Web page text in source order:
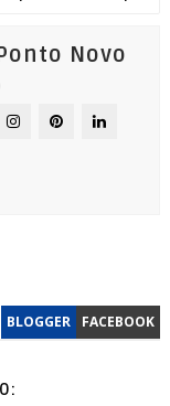
Novo
BLOGGER FACEBOOK